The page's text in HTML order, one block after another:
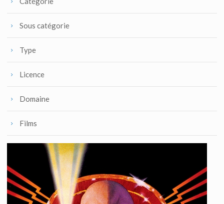
Sous catégorie
Type
Licence
Domaine
Films